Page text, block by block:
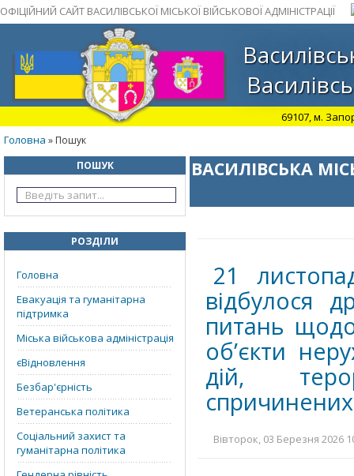
ОФІЦІЙНИЙ САЙТ ВАСИЛІВСЬКОЇ МІСЬКОЇ ВІЙСЬКОВОЇ АДМІНІСТРАЦІЇ
69107, м.
Головна » Пошук
ПОШУК
РОЗДІЛИ
Головна
Евакуація та гуманітарна
підтримка
Міська військова адміністрація
єВідновлення
Безбар'єрність
Ветеранська політика
Соціальний захист та
гуманітарна політика
ВАСИЛІВСЬКА
21
відбулося
питань
об’єкти
дій,
Вівторок, 03 Березня 2026